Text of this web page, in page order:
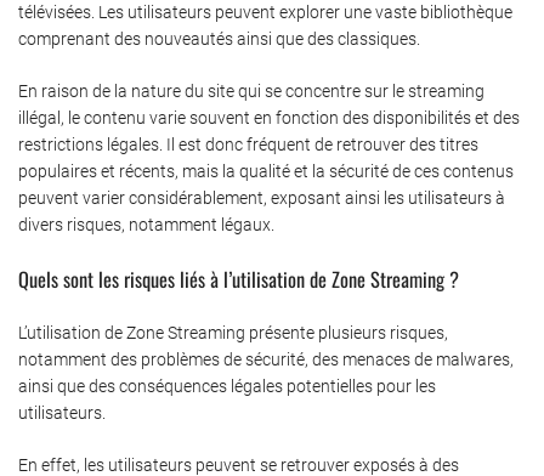
télévisées. Les utilisateurs peuvent explorer une vaste bibliothèque
comprenant des nouveautés ainsi que des classiques.
En raison de la nature du site qui se concentre sur le streaming
illégal, le contenu varie souvent en fonction des disponibilités et des
restrictions légales. Il est donc fréquent de retrouver des titres
populaires et récents, mais la qualité et la sécurité de ces contenus
peuvent varier considérablement, exposant ainsi les utilisateurs à
divers risques, notamment légaux.
Quels sont les risques liés à l’utilisation de Zone Streaming ?
L’utilisation de Zone Streaming présente plusieurs risques,
notamment des problèmes de sécurité, des menaces de malwares,
ainsi que des conséquences légales potentielles pour les
utilisateurs.
En effet, les utilisateurs peuvent se retrouver exposés à des